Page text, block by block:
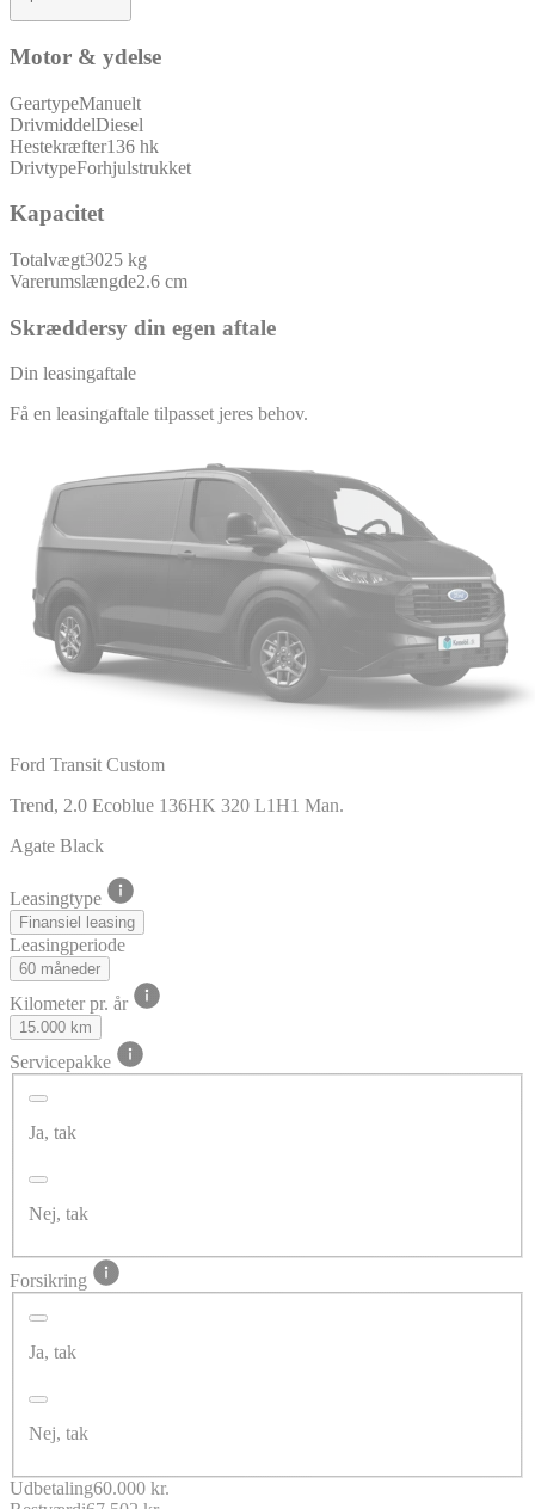
Motor & ydelse
GeartypeManuelt
DrivmiddelDiesel
Hestekræfter136 hk
DrivtypeForhjulstrukket
Kapacitet
Totalvægt3025 kg
Varerumslængde2.6 cm
Skræddersy din egen aftale
Din leasingaftale
Få en leasingaftale tilpasset jeres behov.
Ford Transit Custom
Trend, 2.0 Ecoblue 136HK 320 L1H1 Man.
Agate Black
Leasingtype
Finansiel leasing
Leasingperiode
60 måneder
Kilometer pr. år
15.000 km
Servicepakke
Ja, tak
Nej, tak
Forsikring
Ja, tak
Nej, tak
Udbetaling60.000 kr.